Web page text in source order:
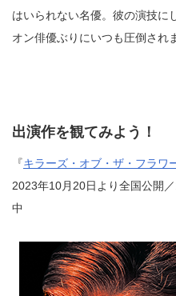
はいられない名優。彼の演技に
オン俳優ぶりにいつも圧倒され
出演作を観てみよう！
『キラーズ・オブ・ザ・フラワ
2023年10月20日より全国公開
中